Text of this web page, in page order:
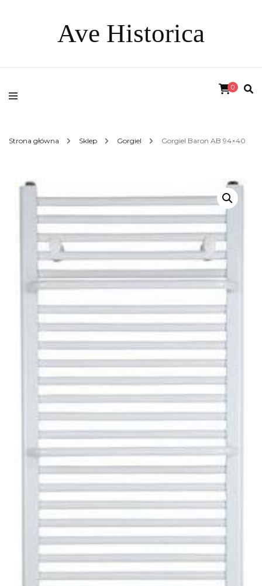
Ave Historica
0
Strona główna Sklep Gorgiel Gorgiel Baron AB 94×40